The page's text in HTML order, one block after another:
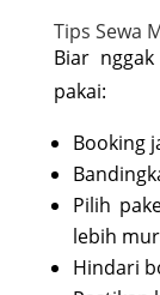
Tips Sewa
Biar
pakai:
Booking
Pilih
lebih
Hindari